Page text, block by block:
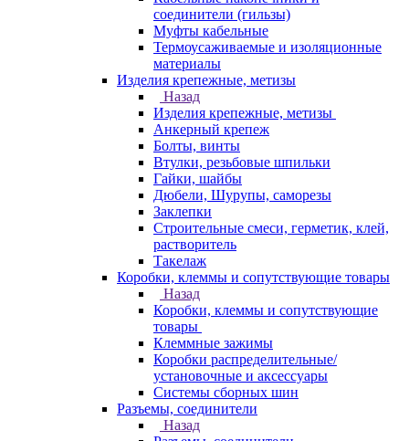
соединители (гильзы)
Муфты кабельные
Термоусаживаемые и изоляционные
материалы
Изделия крепежные, метизы
Назад
Изделия крепежные, метизы
Анкерный крепеж
Болты, винты
Втулки, резьбовые шпильки
Гайки, шайбы
Дюбели, Шурупы, саморезы
Заклепки
Строительные смеси, герметик, клей,
растворитель
Такелаж
Коробки, клеммы и сопутствующие товары
Назад
Коробки, клеммы и сопутствующие
товары
Клеммные зажимы
Коробки распределительные/
установочные и аксессуары
Системы сборных шин
Разъемы, соединители
Назад